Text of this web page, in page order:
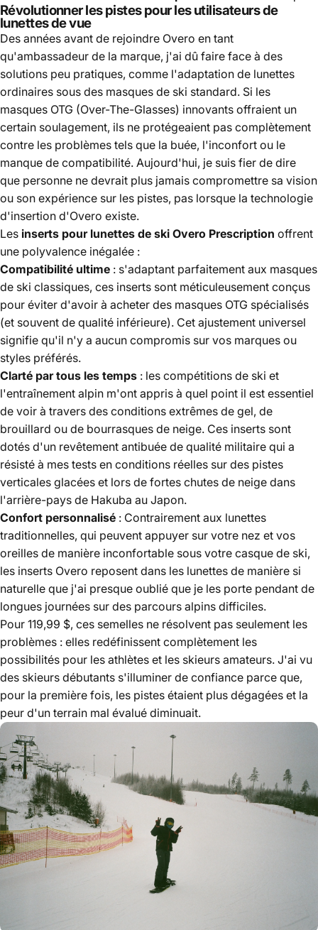
Révolutionner les pistes pour les utilisateurs de
lunettes de vue
Des années avant de rejoindre Overo en tant
qu'ambassadeur de la marque, j'ai dû faire face à des
solutions peu pratiques, comme l'adaptation de lunettes
ordinaires sous des masques de ski standard. Si les
masques OTG (Over-The-Glasses) innovants offraient un
certain soulagement, ils ne protégeaient pas complètement
contre les problèmes tels que la buée, l'inconfort ou le
manque de compatibilité. Aujourd'hui, je suis fier de dire
que personne ne devrait plus jamais compromettre sa vision
ou son expérience sur les pistes, pas lorsque la technologie
d'insertion d'Overo existe.
Les inserts pour lunettes de ski Overo Prescription offrent
une polyvalence inégalée :
Compatibilité ultime : s'adaptant parfaitement aux masques
de ski classiques, ces inserts sont méticuleusement conçus
pour éviter d'avoir à acheter des masques OTG spécialisés
(et souvent de qualité inférieure). Cet ajustement universel
signifie qu'il n'y a aucun compromis sur vos marques ou
styles préférés.
Clarté par tous les temps : les compétitions de ski et
l'entraînement alpin m'ont appris à quel point il est essentiel
de voir à travers des conditions extrêmes de gel, de
brouillard ou de bourrasques de neige. Ces inserts sont
dotés d'un revêtement antibuée de qualité militaire qui a
résisté à mes tests en conditions réelles sur des pistes
verticales glacées et lors de fortes chutes de neige dans
l'arrière-pays de Hakuba au Japon.
Confort personnalisé : Contrairement aux lunettes
traditionnelles, qui peuvent appuyer sur votre nez et vos
oreilles de manière inconfortable sous votre casque de ski,
les inserts Overo reposent dans les lunettes de manière si
naturelle que j'ai presque oublié que je les porte pendant de
longues journées sur des parcours alpins difficiles.
Pour 119,99 $, ces semelles ne résolvent pas seulement les
problèmes : elles redéfinissent complètement les
possibilités pour les athlètes et les skieurs amateurs. J'ai vu
des skieurs débutants s'illuminer de confiance parce que,
pour la première fois, les pistes étaient plus dégagées et la
peur d'un terrain mal évalué diminuait.